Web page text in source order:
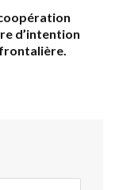
d’intention